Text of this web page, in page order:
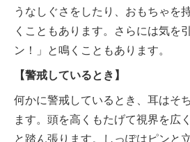
うなしぐさをしたり、おもちゃを
くこともあります。さらには気を
ン！」と鳴くこともあります。
【警戒しているとき】
何かに警戒しているとき、耳はそ
ます。頭を高くもたげて視界を広
と踏ん張ります。しっぽはピンと